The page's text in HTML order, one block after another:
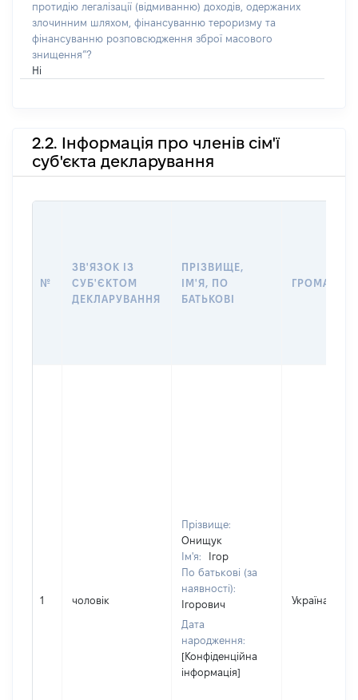
протидію легалізації (відмиванню) доходів, одержаних
злочинним шляхом, фінансуванню тероризму та
фінансуванню розповсюдження зброї масового
знищення”?
Ні
2.2. Інформація про членів сім'ї
суб'єкта декларування
№
ЗВ'ЯЗОК ІЗ
СУБ'ЄКТОМ
ДЕКЛАРУВАННЯ
ПРІЗВИЩЕ,
ІМ'Я, ПО
БАТЬКОВІ
1 чоловік
Прізвище:
Онищук
Ім'я:
Ігор
По батькові (за
наявності):
Ігорович
Дата
народження:
[Конфіденційна
інформація]
Україна